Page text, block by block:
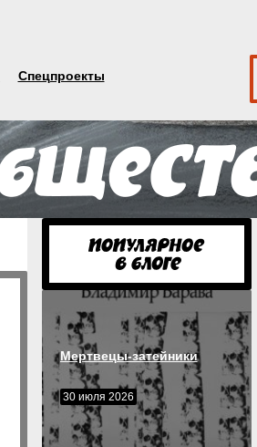
Спецпроекты
Мертвецы-затейники
30 июля 2026